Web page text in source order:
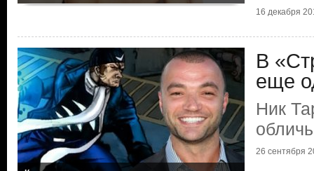
16 декабря
В
еще
Ник
26 сентября